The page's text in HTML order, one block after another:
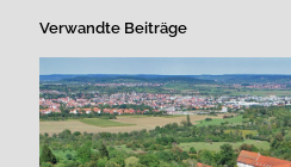
Verwandte Beiträge